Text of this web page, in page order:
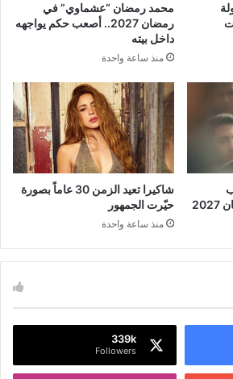
محمد رمضان “عشماوي” في
رمضان 2027.. أصعب حكم يواجهه
داخل بيته
منذ ساعة واحدة
شاكيرا تعيد الزمن 30 عاماً بصورة
حيّرت الجمهور
منذ ساعة واحدة
339k
Followers